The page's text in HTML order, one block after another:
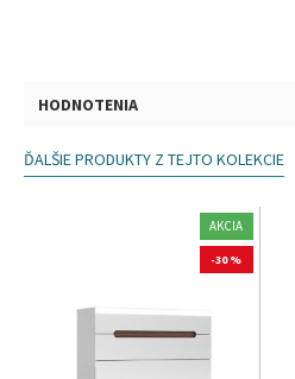
HODNOTENIA
ĎALŠIE PRODUKTY Z TEJTO KOLEKCIE
AKCIA
-30 %